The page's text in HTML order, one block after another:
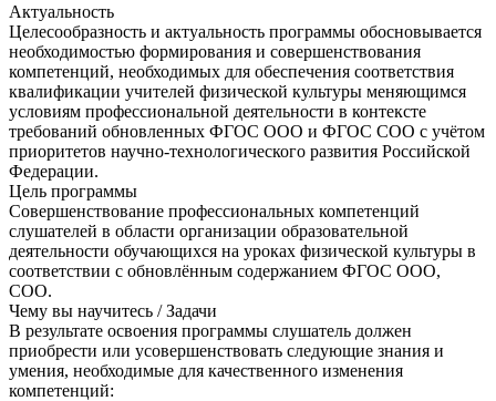
Актуальность
Целесообразность и актуальность программы обосновывается
необходимостью формирования и совершенствования
компетенций, необходимых для обеспечения соответствия
квалификации учителей физической культуры меняющимся
условиям профессиональной деятельности в контексте
требований обновленных ФГОС ООО и ФГОС СОО с учётом
приоритетов научно-технологического развития Российской
Федерации.
Цель программы
Совершенствование профессиональных компетенций
слушателей в области организации образовательной
деятельности обучающихся на уроках физической культуры в
соответствии с обновлённым содержанием ФГОС ООО,
СОО.
Чему вы научитесь / Задачи
В результате освоения программы слушатель должен
приобрести или усовершенствовать следующие знания и
умения, необходимые для качественного изменения
компетенций: